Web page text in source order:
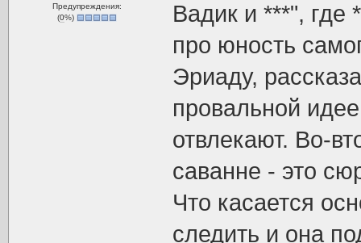
Предупреждения:
(0%)
Вадик и ***", где
про юность
Эриаду,
провальной
отвлекают. Во-
саванне - это
Что касается
следить и она